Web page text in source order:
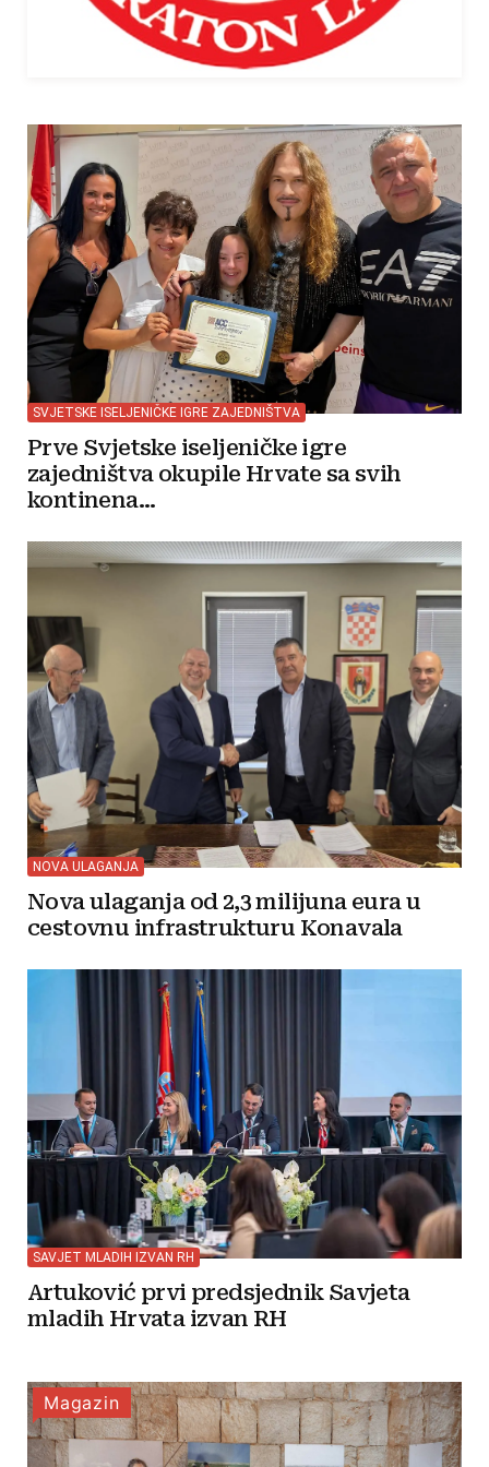
SVJETSKE ISELJENIČKE IGRE ZAJEDNIŠTVA
Prve Svjetske iseljeničke igre
zajedništva okupile Hrvate sa svih
kontinena...
NOVA ULAGANJA
Nova ulaganja od 2,3 milijuna eura u
cestovnu infrastrukturu Konavala
SAVJET MLADIH IZVAN RH
Artuković prvi predsjednik Savjeta
mladih Hrvata izvan RH
Magazin